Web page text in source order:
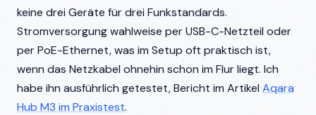
keine drei Geräte für drei Funkstandards.
Stromversorgung wahlweise per USB-C-Netzteil oder
per PoE-Ethernet, was im Setup oft praktisch ist,
wenn das Netzkabel ohnehin schon im Flur liegt. Ich
habe ihn ausführlich getestet, Bericht im ArtikelAqara
Hub M3 im Praxistest.